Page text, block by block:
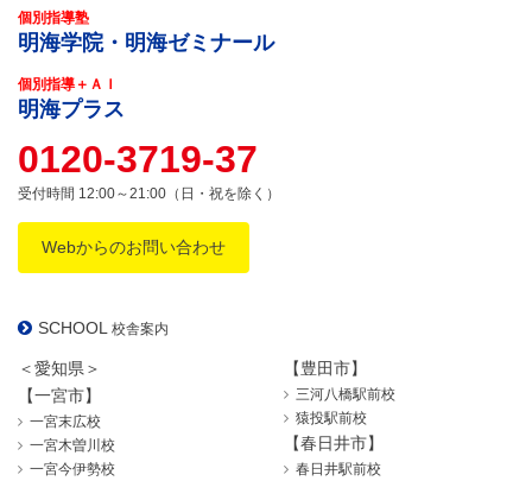
個別指導塾
明海学院・明海ゼミナール
個別指導＋ＡＩ
明海プラス
0120-3719-37
受付時間 12:00～21:00（日・祝を除く）
Webからのお問い合わせ
SCHOOL 校舎案内
＜愛知県＞
【一宮市】
一宮末広校
一宮木曽川校
一宮今伊勢校
【豊田市】
三河八橋駅前校
猿投駅前校
【春日井市】
春日井駅前校